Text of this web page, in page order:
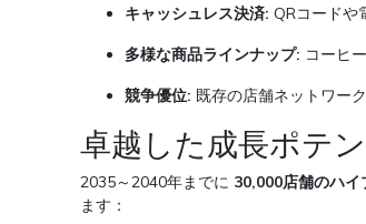
キャッシュレス決済: QRコードや
多様な商品ラインナップ: コーヒ
競争優位: 既存の店舗ネットワー
卓越した成長ポテ
2035～2040年までに 30,000店舗のハイ
ます：